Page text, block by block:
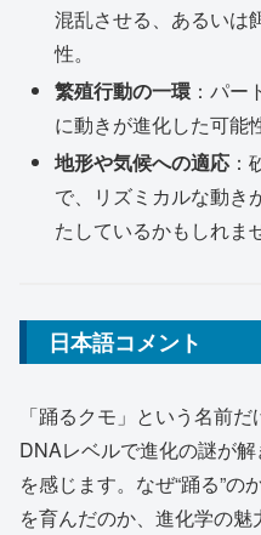
混乱させる、あるいは
性。
繁殖行動の一環 ：パー
に動きが進化した可能性
地形や気候への適応
で、リズミカルな動き
たしているかもしれま
日本語コメント
「踊るクモ」という名前
DNAレベルで進化の謎が
を感じます。なぜ“踊る”
を育んだのか、進化学の